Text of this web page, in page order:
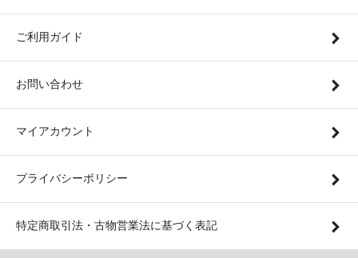
ご利用ガイド
お問い合わせ
マイアカウント
プライバシーポリシー
特定商取引法・古物営業法に基づく表記